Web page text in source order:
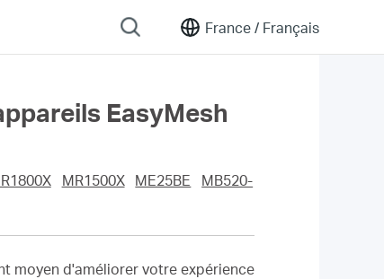
France / Français
EasyMesh
MR1500X ME25BE
MB520-
moyen d'améliorer votre expérience